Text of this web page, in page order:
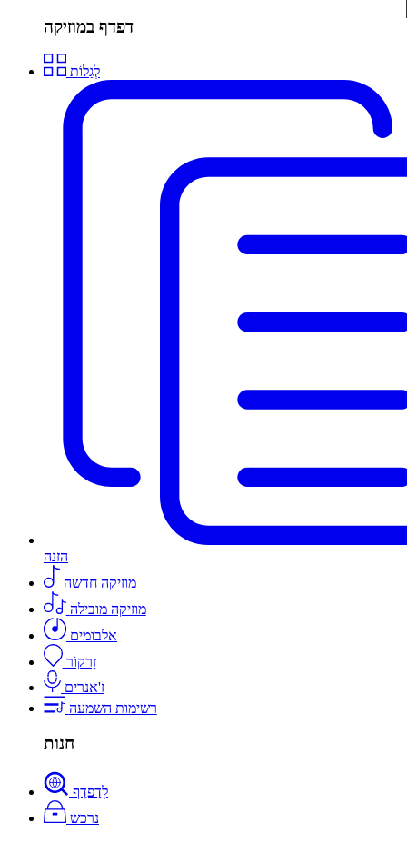
דפדף במוזיקה
לְגַלוֹת
הזנה
מוזיקה חדשה
מוזיקה מובילה
אלבומים
זַרקוֹר
ז'אנרים
רשימות השמעה
חנות
לְדַפדֵף
נרכש